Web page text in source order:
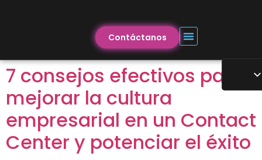
Contáctanos
7 consejos efectivos para
mejorar la cultura
empresarial en un Contact
Center y potenciar el éxito